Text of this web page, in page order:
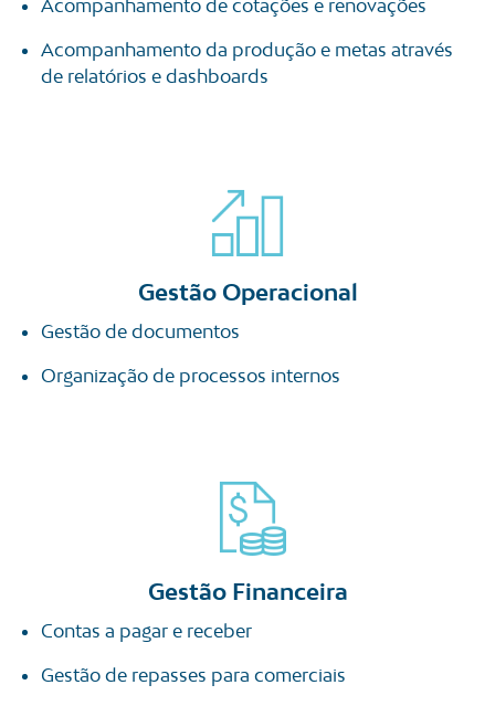
Acompanhamento de cotações e renovações
Acompanhamento da produção e metas através
de relatórios e dashboards
Gestão Operacional
Gestão de documentos
Organização de processos internos
Gestão Financeira
Contas a pagar e receber
Gestão de repasses para comerciais